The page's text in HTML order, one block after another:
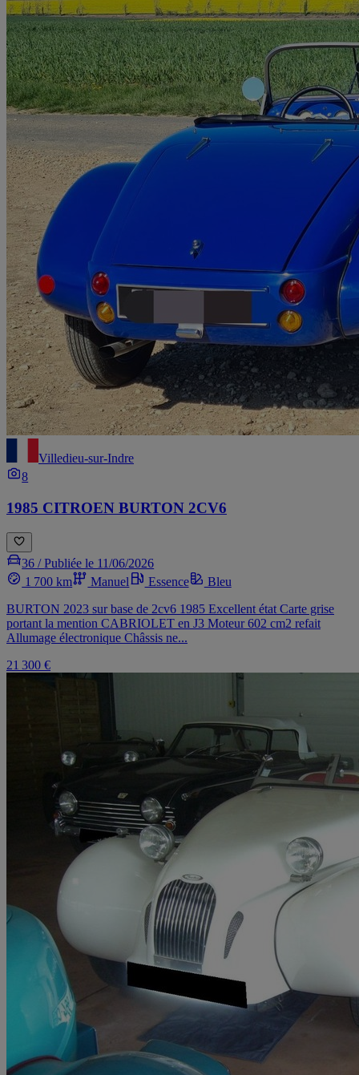
Villedieu-sur-Indre
8
1985 CITROEN BURTON 2CV6
36 /Publiée le 11/06/2026
1 700 km
Manuel Essence
Bleu
BURTON 2023 sur base de 2cv6 1985 Excellent état Carte grise
portant la mention CABRIOLET en J3 Moteur 602 cm2 refait
Allumage électronique Châssis ne...
21 300 €